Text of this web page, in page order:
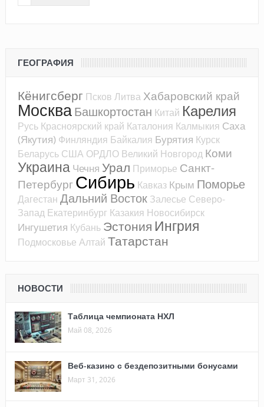
ГЕОГРАФИЯ
Кёнигсберг Псков Литва Хабаровский край
МоскваБашкортостан Китай Карелия
Русь Красноярский край Каталония Калмыкия Саха
(Якутия) Финляндия Байкалия Бурятия Курск
Беларусь США ОРДЛО Великий Новгород Коми
Украина Чечня Урал Приморье Санкт-
Петербург Сибирь Кавказ Крым Поморье
Дагестан Дальний Восток Залесье Северо-
Запад Екатеринбург Казакия Новосибирск
Ингушетия Кубань Эстония Ингрия
Подмосковье Алтай Татарстан
НОВОСТИ
Таблица чемпионата НХЛ
Май 08, 2026
Веб-казино с бездепозитными бонусами
Март 31, 2026